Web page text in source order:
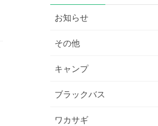
お知らせ
その他
キャンプ
ブラックバス
ワカサギ